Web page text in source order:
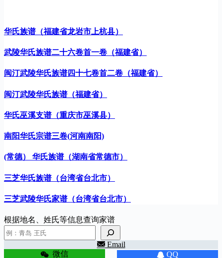
华氏族谱（福建省龙岩市上杭县）
武陵华氏族谱二十六卷首一卷（福建省）
闽汀武陵华氏族谱四十七卷首二卷（福建省）
闽汀武陵华氏族谱（福建省）
华氏巫溪支谱（重庆市巫溪县）
南阳华氏宗谱三卷(河南南阳)
(常德） 华氏族谱（湖南省常德市）
三芝华氏族谱（台湾省台北市）
三芝武陵华氏家谱（台湾省台北市）
根据地名、姓氏等信息查询家谱
Email
微信 QQ